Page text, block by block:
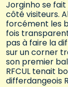
Jorginho se
côté visiteurs.
forcément les
fois
pas à faire la
sur un corner
son premier
RFCUL tenait
differdangeois